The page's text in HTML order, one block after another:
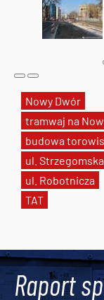
Nowy Dwór
tramwaj na
budowa
ul. Strzegomska
ul. Robotnicza
TAT
Raport